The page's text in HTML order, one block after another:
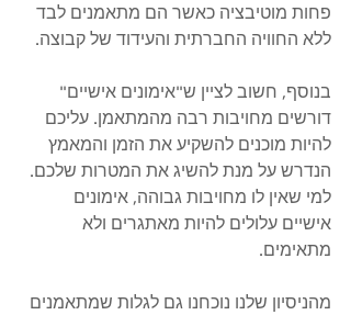
פחות מוטיבציה כאשר הם מתאמנים לבד
ללא החוויה החברתית והעידוד של קבוצה.
בנוסף, חשוב לציין ש"אימונים אישיים"
דורשים מחויבות רבה מהמתאמן. עליכם
להיות מוכנים להשקיע את הזמן והמאמץ
הנדרש על מנת להשיג את המטרות שלכם.
למי שאין לו מחויבות גבוהה, אימונים
אישיים עלולים להיות מאתגרים ולא
מתאימים.
מהניסיון שלנו נוכחנו גם לגלות שמתאמנים